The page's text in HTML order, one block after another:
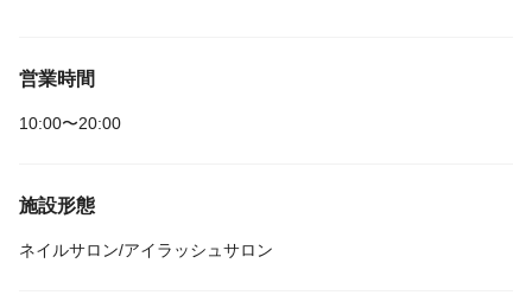
営業時間
10:00〜20:00
施設形態
ネイルサロン/アイラッシュサロン